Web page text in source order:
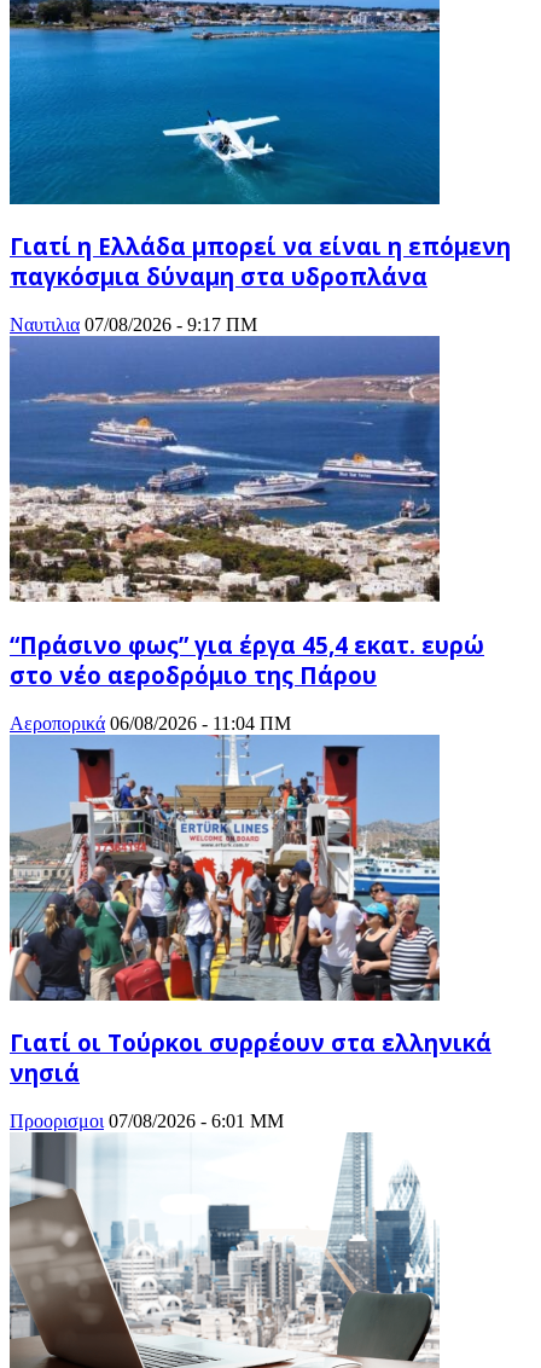
Γιατί η Ελλάδα μπορεί να είναι η επόμενη
παγκόσμια δύναμη στα υδροπλάνα
Ναυτιλια 07/08/2026 - 9:17 ΠΜ
“Πράσινο φως” για έργα 45,4 εκατ. ευρώ
στο νέο αεροδρόμιο της Πάρου
Αεροπορικά 06/08/2026 - 11:04 ΠΜ
Γιατί οι Τούρκοι συρρέουν στα ελληνικά
νησιά
Προορισμοι 07/08/2026 - 6:01 ΜΜ